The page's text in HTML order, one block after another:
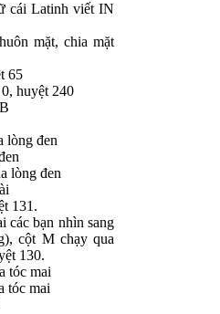
cái Latinh viết IN
mặt, chia mặt
65
huyệt 240
lòng đen
lòng đen
131.
các bạn nhìn sang
cột M chạy qua
130.
tóc mai
tóc mai